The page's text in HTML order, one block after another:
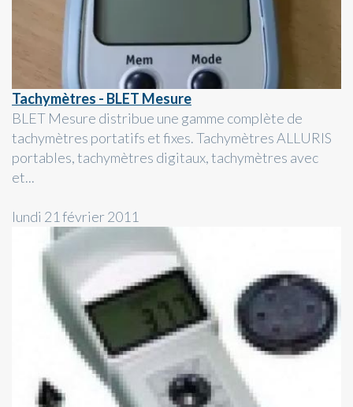
Tachymètres - BLET Mesure
BLET Mesure distribue une gamme complète de
tachymètres portatifs et fixes. Tachymètres ALLURIS
portables, tachymètres digitaux, tachymètres avec
et...
lundi 21 février 2011